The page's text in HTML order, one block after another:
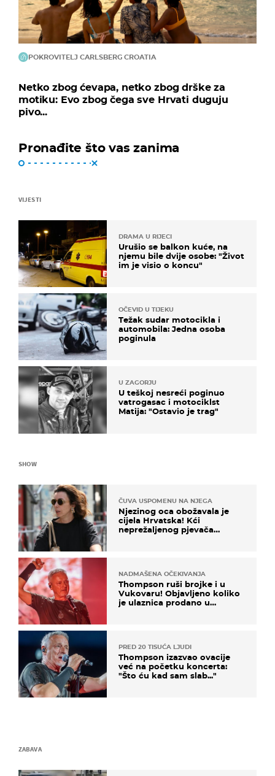
POKROVITELJ CARLSBERG CROATIA
Netko zbog ćevapa, netko zbog drške za
motiku: Evo zbog čega sve Hrvati duguju
pivo...
Pronađite što vas zanima
VIJESTI
DRAMA U RIJECI
Urušio se balkon kuće, na
njemu bile dvije osobe: "Život
im je visio o koncu"
OČEVID U TIJEKU
Težak sudar motocikla i
automobila: Jedna osoba
poginula
U ZAGORJU
U teškoj nesreći poginuo
vatrogasac i motociklst
Matija: "Ostavio je trag"
SHOW
ČUVA USPOMENU NA NJEGA
Njezinog oca obožavala je
cijela Hrvatska! Kći
neprežaljenog pjevača
NADMAŠENA OČEKIVANJA
Thompson ruši brojke i u
Vukovaru! Objavljeno koliko
je ulaznica prodano u
PRED 20 TISUĆA LJUDI
Thompson izazvao ovacije
već na početku koncerta:
"Što ću kad sam slab..."
ZABAVA